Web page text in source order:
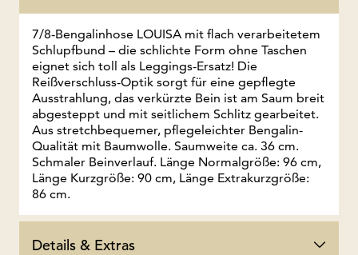
7/8-Bengalinhose LOUISA mit flach verarbeitetem
Schlupfbund – die schlichte Form ohne Taschen
eignet sich toll als Leggings-Ersatz! Die
Reißverschluss-Optik sorgt für eine gepflegte
Ausstrahlung, das verkürzte Bein ist am Saum breit
abgesteppt und mit seitlichem Schlitz gearbeitet.
Aus stretchbequemer, pflegeleichter Bengalin-
Qualität mit Baumwolle. Saumweite ca. 36 cm.
Schmaler Beinverlauf. Länge Normalgröße: 96 cm,
Länge Kurzgröße: 90 cm, Länge Extrakurzgröße:
86 cm.
Details & Extras